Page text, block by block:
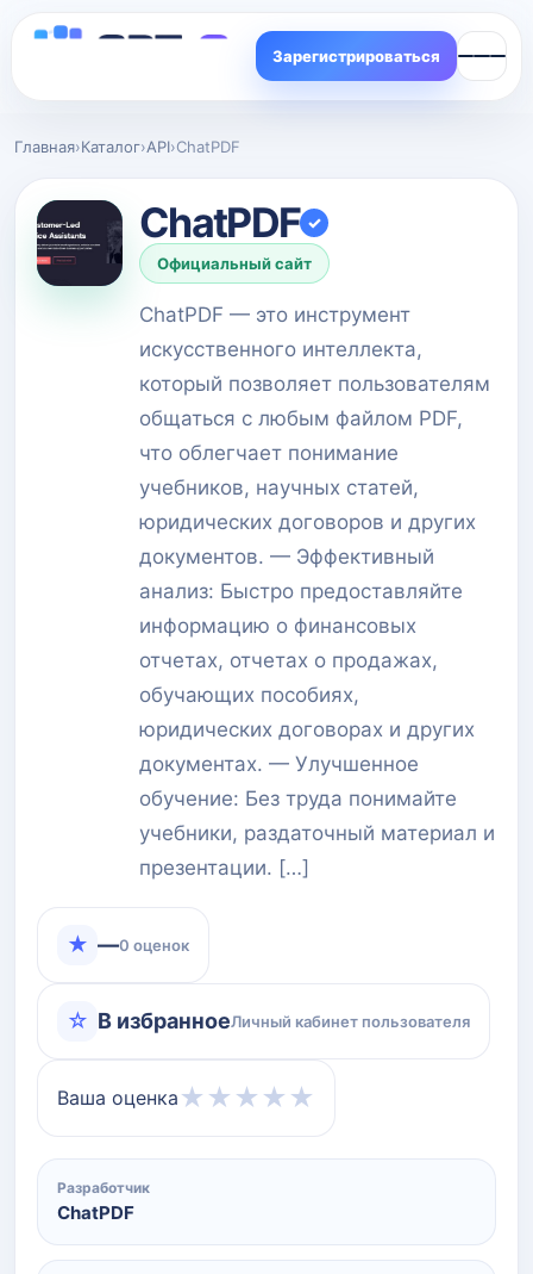
Зарегистрироваться
Главная›Каталог›API›ChatPDF
ChatPDF ✓
Официальный сайт
ChatPDF — это инструмент
искусственного интеллекта,
который позволяет пользователям
общаться с любым файлом PDF,
что облегчает понимание
учебников, научных статей,
юридических договоров и других
документов. — Эффективный
анализ: Быстро предоставляйте
информацию о финансовых
отчетах, отчетах о продажах,
обучающих пособиях,
юридических договорах и других
документах. — Улучшенное
обучение: Без труда понимайте
учебники, раздаточный материал и
презентации. […]
★ —0 оценок
☆ В избранноеЛичный кабинет пользователя
Ваша оценка ★ ★ ★ ★ ★
Разработчик
ChatPDF